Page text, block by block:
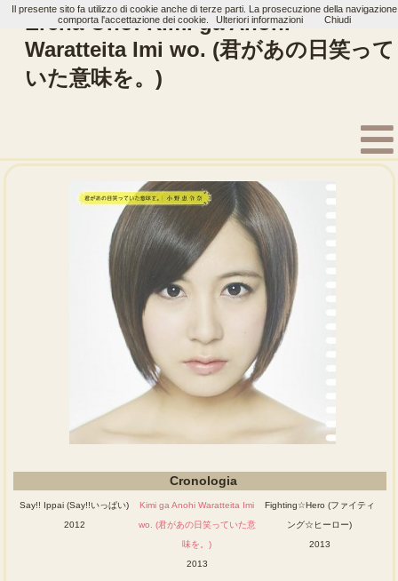
Erena Ono: Kimi ga Anohi
Waratteita Imi wo. (君があの日笑って
いた意味を。)
Home Artisti Erena Ono
Fighting☆Hero (ファイテ
Cronologia
Say!! Ippai (Say!!いっぱい)
2012
Kimi ga Anohi Waratteita Imi
wo. (君があの日笑っていた意
味を。)
2013
Fighting☆Hero (ファイティ
ング☆ヒーロー)
2013
Il presente sito fa utilizzo di cookie anche di terze parti. La prosecuzione della navigazione
comporta l'accettazione dei cookie.
Ulteriori informazioni Chiudi